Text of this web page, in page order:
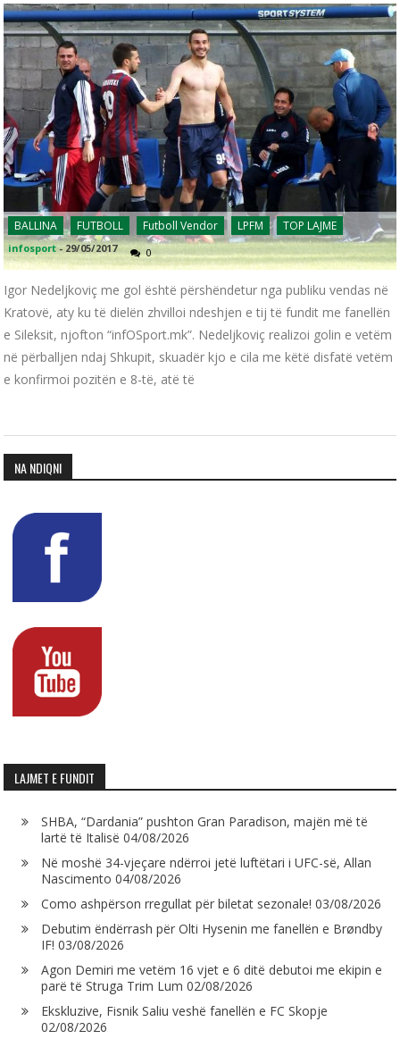
BALLINA FUTBOLL Futboll Vendor LPFM TOP LAJME
infosport - 29/05/2017 0
Igor Nedeljkoviç me gol është përshëndetur nga publiku vendas në
Kratovë, aty ku të dielën zhvilloi ndeshjen e tij të fundit me fanellën
e Sileksit, njofton “infOSport.mk”. Nedeljkoviç realizoi golin e vetëm
në përballjen ndaj Shkupit, skuadër kjo e cila me këtë disfatë vetëm
e konfirmoi pozitën e 8-të, atë të
NA NDIQNI
LAJMET E FUNDIT
SHBA, “Dardania” pushton Gran Paradison, majën më të
lartë të Italisë 04/08/2026
Në moshë 34-vjeçare ndërroi jetë luftëtari i UFC-së, Allan
Nascimento 04/08/2026
Como ashpërson rregullat për biletat sezonale! 03/08/2026
Debutim ëndërrash për Olti Hysenin me fanellën e Brøndby
IF! 03/08/2026
Agon Demiri me vetëm 16 vjet e 6 ditë debutoi me ekipin e
parë të Struga Trim Lum 02/08/2026
Ekskluzive, Fisnik Saliu veshë fanellën e FC Skopje
02/08/2026